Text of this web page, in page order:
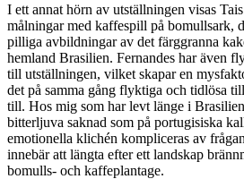
I ett annat hörn av utställningen visas
målningar med kaffespill på bomullsark,
pilliga avbildningar av det färggranna
hemland Brasilien. Fernandes har även
till utställningen, vilket skapar en
det på samma gång flyktiga och tidlösa
till. Hos mig som har levt länge i
bitterljuva saknad som på portugisiska
emotionella klichén kompliceras av
innebär att längta efter ett landskap
bomulls- och kaffeplantage.